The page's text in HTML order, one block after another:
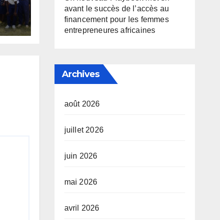
avant le succès de l’accès au
financement pour les femmes
entrepreneures africaines
Archives
août 2026
juillet 2026
juin 2026
mai 2026
avril 2026